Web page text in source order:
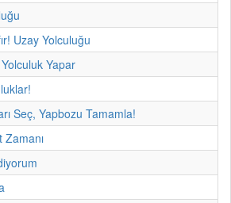
Uzay Yolculuğu
Yapar
Seç, Yapbozu Tamamla!
Zamanı